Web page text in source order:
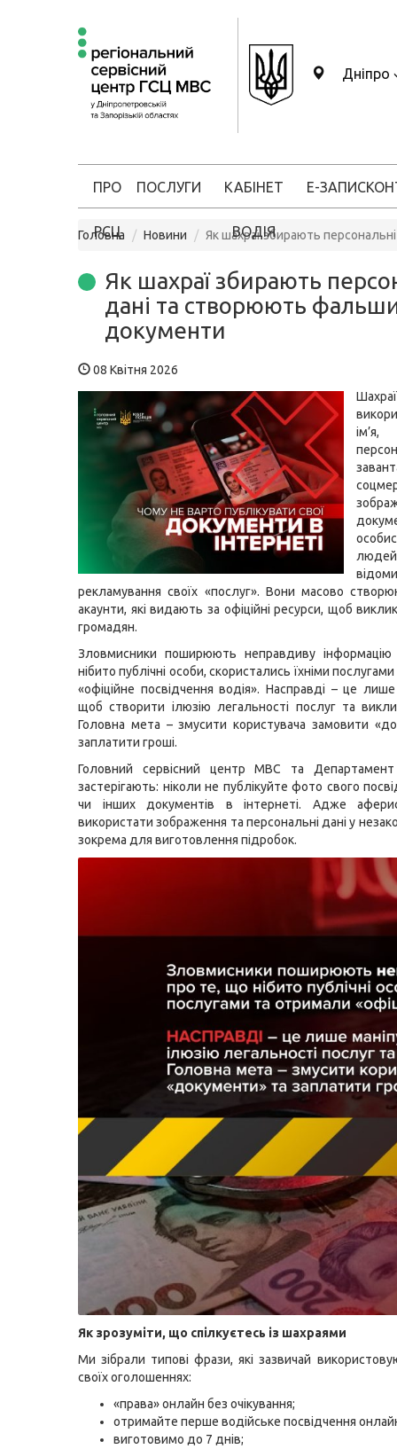
Дніпро
ПРО
РСЦ
ПОСЛУГИ КАБІНЕТ
ВОДІЯ
Е-ЗАПИС
Головна Новини Як шахраї збирають
Як шахраї збирають
дані та створюють
документи
08 Квітня 2026
рекламування своїх «послуг». Вони масово
акаунти, які видають за офіційні ресурси, щоб
громадян.
Зловмисники поширюють неправдиву
нібито публічні особи, скористались їхніми
«офіційне посвідчення водія». Насправді – це лише
щоб створити ілюзію легальності послуг та
Головна мета – змусити користувача замовити
заплатити гроші.
Головний сервісний центр МВС та Департамент
застерігають: ніколи не публікуйте фото свого
чи інших документів в інтернеті. Адже
використати зображення та персональні дані у
зокрема для виготовлення підробок.
Як зрозуміти, що спілкуєтесь із шахраями
Ми зібрали типові фрази, які зазвичай
своїх оголошеннях:
«права» онлайн без очікування;
отримайте перше водійське посвідчення
виготовимо до 7 днів;